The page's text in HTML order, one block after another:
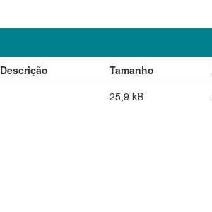
Descrição Tamanho
25,9 kB